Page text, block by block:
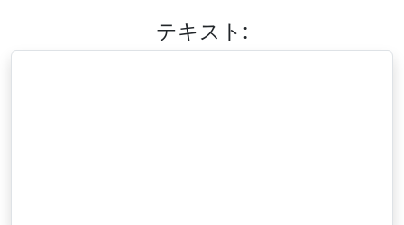
テキスト: